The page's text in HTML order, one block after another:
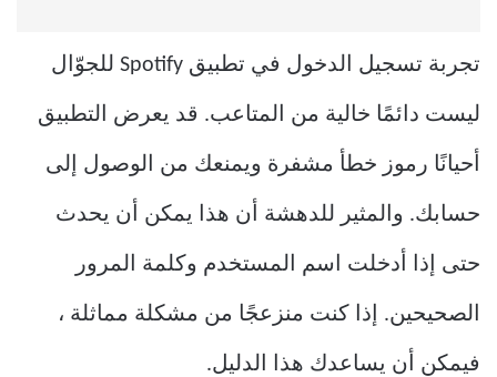
تجربة تسجيل الدخول في تطبيق Spotify للجوّال
ليست دائمًا خالية من المتاعب. قد يعرض التطبيق
أحيانًا رموز خطأ مشفرة ويمنعك من الوصول إلى
حسابك. والمثير للدهشة أن هذا يمكن أن يحدث
حتى إذا أدخلت اسم المستخدم وكلمة المرور
الصحيحين. إذا كنت منزعجًا من مشكلة مماثلة ،
فيمكن أن يساعدك هذا الدليل.